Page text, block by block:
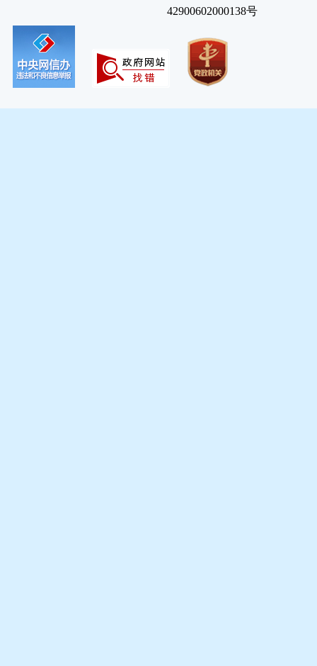
42900602000138号